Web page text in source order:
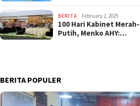
BERITA February 2, 2025
100 Hari Kabinet Merah-
Putih, Menko AHY:…
BERITA POPULER